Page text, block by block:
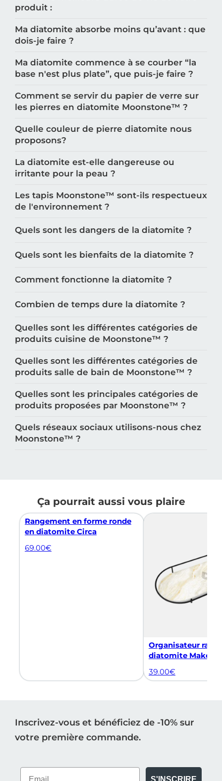
produit :
Ma diatomite absorbe moins qu’avant : que
dois-je faire ?
Ma diatomite commence à se courber “la
base n'est plus plate”, que puis-je faire ?
Comment se servir du papier de verre sur
les pierres en diatomite Moonstone™️ ?
Quelle couleur de pierre diatomite nous
proposons?
La diatomite est-elle dangereuse ou
irritante pour la peau ?
Les tapis Moonstone™️ sont-ils respectueux
de l'environnement ?
Quels sont les dangers de la diatomite ?
Quels sont les bienfaits de la diatomite ?
Comment fonctionne la diatomite ?
Combien de temps dure la diatomite ?
Quelles sont les différentes catégories de
produits cuisine de Moonstone™️ ?
Quelles sont les différentes catégories de
produits salle de bain de Moonstone™️ ?
Quelles sont les principales catégories de
produits proposées par Moonstone™️ ?
Quels réseaux sociaux utilisons-nous chez
Moonstone™️ ?
Ça pourrait aussi vous plaire
Rangement en forme ronde
en diatomite Circa
69.00€
Organisateur
diatomite Makea
39.00€
Inscrivez-vous et bénéficiez de -10% sur
votre première commande.